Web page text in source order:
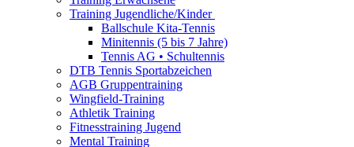
Training Jugendliche/Kinder
Ballschule Kita-Tennis
Minitennis (5 bis 7 Jahre)
Tennis AG • Schultennis
DTB Tennis Sportabzeichen
AGB Gruppentraining
Wingfield-Training
Athletik Training
Fitnesstraining Jugend
Mental Training